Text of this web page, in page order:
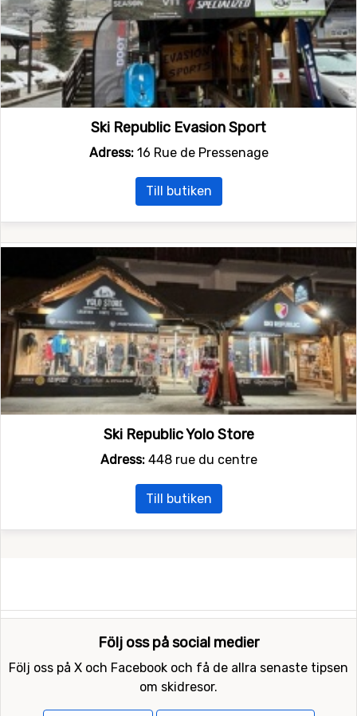
Ski Republic Evasion Sport
Adress:16 Rue de Pressenage
Till butiken
Ski Republic Yolo Store
Adress:448 rue du centre
Till butiken
Följ oss på social medier
Följ oss på X och Facebook och få de allra senaste tipsen
om skidresor.